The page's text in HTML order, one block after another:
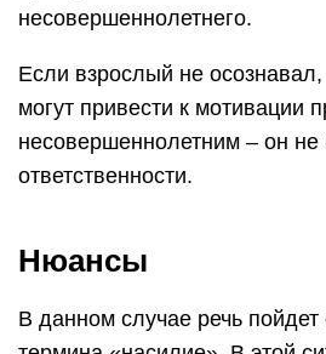
несовершеннолетнего.
Если взрослый не осознавал,
могут привести к мотивации
несовершеннолетним – он не
ответственности.
Нюансы
В данном случае речь пойдет